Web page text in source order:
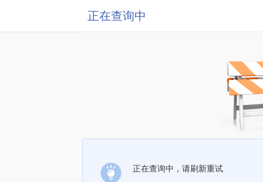
正在查询中
正在查询中，请刷新重试